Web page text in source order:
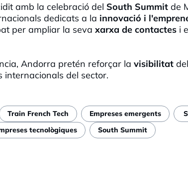
amb la celebració del South Summit de
dedicats a la innovació i
per ampliar la seva xarxa de contactes i
Andorra pretén reforçar la visibilitat
internacionals del sector.
Train French Tech Empreses emergents
tecnològiques South Summit